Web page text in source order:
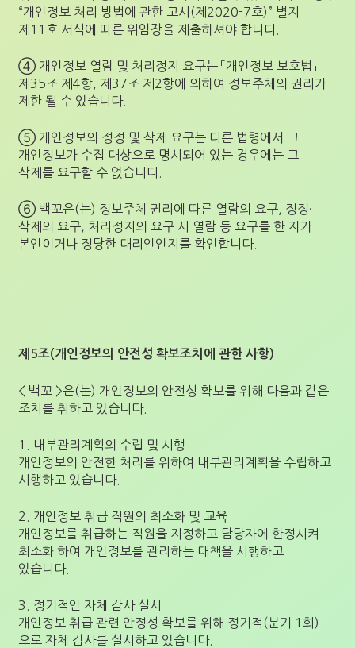
“개인정보 처리 방법에 관한 고시(제2020-7호)” 별지
제11호 서식에 따른 위임장을 제출하셔야 합니다.
④ 개인정보 열람 및 처리정지 요구는 「개인정보 보호법」
제35조 제4항, 제37조 제2항에 의하여 정보주체의 권리가
제한 될 수 있습니다.
⑤ 개인정보의 정정 및 삭제 요구는 다른 법령에서 그
개인정보가 수집 대상으로 명시되어 있는 경우에는 그
삭제를 요구할 수 없습니다.
⑥ 백꼬은(는) 정보주체 권리에 따른 열람의 요구, 정정·
삭제의 요구, 처리정지의 요구 시 열람 등 요구를 한 자가
본인이거나 정당한 대리인인지를 확인합니다.
제5조(개인정보의 안전성 확보조치에 관한 사항)
< 백꼬 >은(는) 개인정보의 안전성 확보를 위해 다음과 같은
조치를 취하고 있습니다.
1. 내부관리계획의 수립 및 시행
개인정보의 안전한 처리를 위하여 내부관리계획을 수립하고
시행하고 있습니다.
2. 개인정보 취급 직원의 최소화 및 교육
개인정보를 취급하는 직원을 지정하고 담당자에 한정시켜
최소화 하여 개인정보를 관리하는 대책을 시행하고
있습니다.
3. 정기적인 자체 감사 실시
개인정보 취급 관련 안정성 확보를 위해 정기적(분기 1회)
으로 자체 감사를 실시하고 있습니다.